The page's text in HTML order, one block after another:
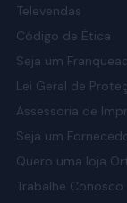
Televendas
Código de Ética
Seja um
Lei Geral de
Assessoria de
Seja um
Quero uma loja
Trabalhe Conosco